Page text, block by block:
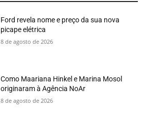
Ford revela nome e preço da sua nova
picape elétrica
8 de agosto de 2026
Como Maariana Hinkel e Marina Mosol
originaram à Agência NoAr
8 de agosto de 2026